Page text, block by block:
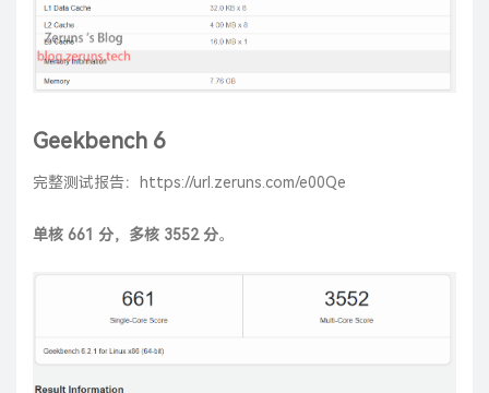
Geekbench 6
完整测试报告： https://url.zeruns.com/e00Qe
单核 661 分，多核 3552 分。